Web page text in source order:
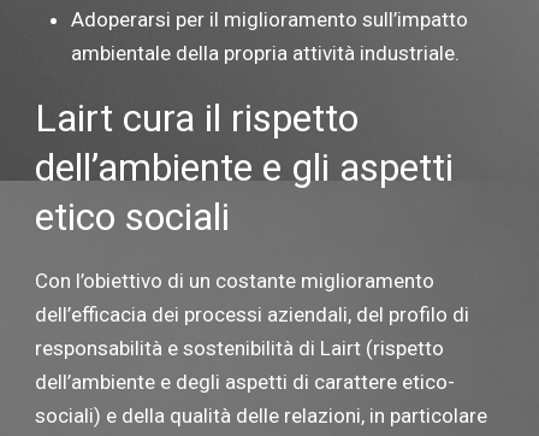
Adoperarsi per il miglioramento sull’impatto
ambientale della propria attività industriale.
Lairt cura il rispetto
dell’ambiente e gli aspetti
etico sociali
Con l’obiettivo di un costante miglioramento
dell’efficacia dei processi aziendali, del profilo di
responsabilità e sostenibilità di Lairt (rispetto
dell’ambiente e degli aspetti di carattere etico-
sociali) e della qualità delle relazioni, in particolare